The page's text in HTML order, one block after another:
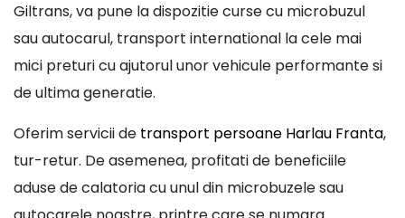
Giltrans, va pune la dispozitie curse cu microbuzul
sau autocarul, transport international la cele mai
mici preturi cu ajutorul unor vehicule performante si
de ultima generatie.
Oferim servicii de transport persoane Harlau Franta,
tur-retur. De asemenea, profitati de beneficiile
aduse de calatoria cu unul din microbuzele sau